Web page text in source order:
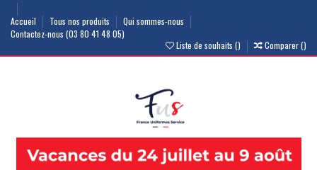
Accueil Tous nos produits
Qui sommes-nous
Contactez-nous (03 80 41 48 05)
Liste de souhaits () Comparer ()